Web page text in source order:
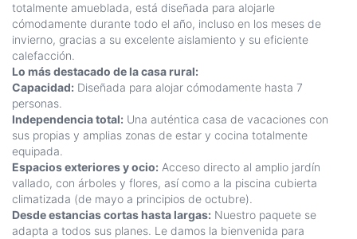
totalmente amueblada, está diseñada para alojarle
cómodamente durante todo el año, incluso en los meses de
invierno, gracias a su excelente aislamiento y su eficiente
calefacción.
Lo más destacado de la casa rural:
Capacidad: Diseñada para alojar cómodamente hasta 7
personas.
Independencia total: Una auténtica casa de vacaciones con
sus propias y amplias zonas de estar y cocina totalmente
equipada.
Espacios exteriores y ocio: Acceso directo al amplio jardín
vallado, con árboles y flores, así como a la piscina cubierta
climatizada (de mayo a principios de octubre).
Desde estancias cortas hasta largas: Nuestro paquete se
adapta a todos sus planes. Le damos la bienvenida para